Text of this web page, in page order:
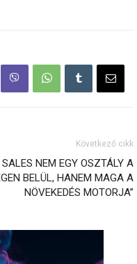
Következő cikk
SALES NEM EGY OSZTÁLY A
BELÜL, HANEM MAGA A
NÖVEKEDÉS MOTORJA”